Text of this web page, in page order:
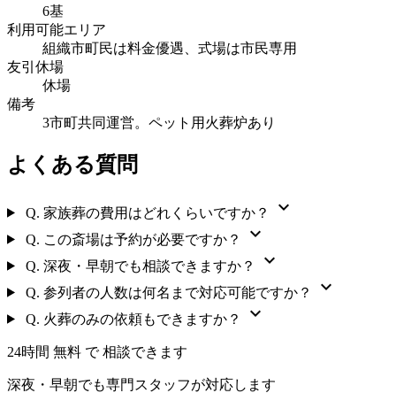
6基
利用可能エリア
組織市町民は料金優遇、式場は市民専用
友引休場
休場
備考
3市町共同運営。ペット用火葬炉あり
よくある質問
Q. 家族葬の費用はどれくらいですか？ expand_more
Q. この斎場は予約が必要ですか？ expand_more
Q. 深夜・早朝でも相談できますか？ expand_more
Q. 参列者の人数は何名まで対応可能ですか？ expand_more
Q. 火葬のみの依頼もできますか？ expand_more
24時間 無料 で 相談できます
深夜・早朝でも専門スタッフが対応します